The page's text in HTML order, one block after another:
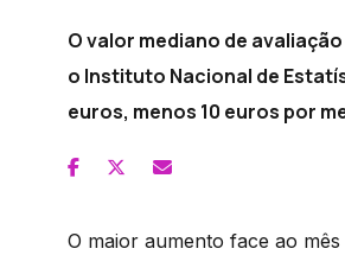
O valor mediano de
o Instituto Nacional de
euros, menos 10 euros por
O maior aumento face ao